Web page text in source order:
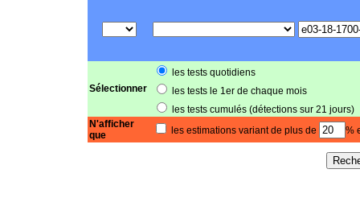
Sélectionner
les tests quotidiens
les tests le 1er de chaque mois
les tests cumulés (détections sur 21 jours)
N'afficher
que
les estimations variant de plus de %